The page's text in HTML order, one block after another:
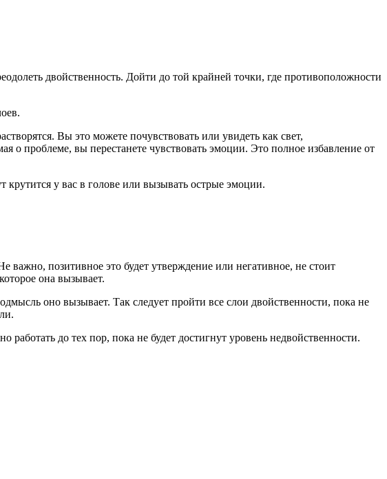
двойственность. Дойти до той крайней точки, где противоположности
Вы это можете почувствовать или увидеть как свет,
о проблеме, вы перестанете чувствовать эмоции. Это полное избавление от
крутится у вас в голове или вызывать острые эмоции.
позитивное это будет утверждение или негативное, не стоит
она вызывает.
оно вызывает. Так следует пройти все слои двойственности, пока не
до тех пор, пока не будет достигнут уровень недвойственности.